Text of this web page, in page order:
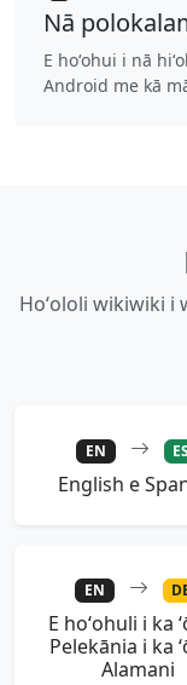
Nā
E hoʻohui i nā
Android me kā
Hoʻololi wikiwiki i
EN ES
English e
EN
E hoʻohuli i ka
Pelekānia i ka
Alamani